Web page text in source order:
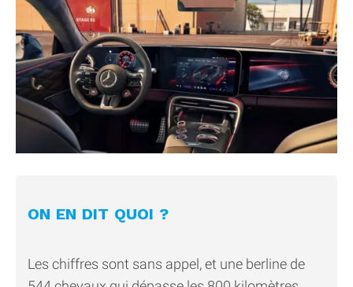
ON EN DIT QUOI ?
Les chiffres sont sans appel, et une berline de